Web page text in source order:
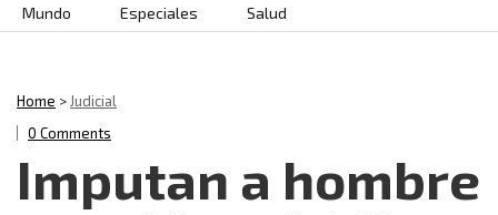
Mundo
Especiales Salud
Home >Judicial
0 Comments
Imputan a hombre